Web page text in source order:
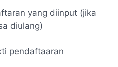
yang diinput (jika
diulang)
pendaftaaran